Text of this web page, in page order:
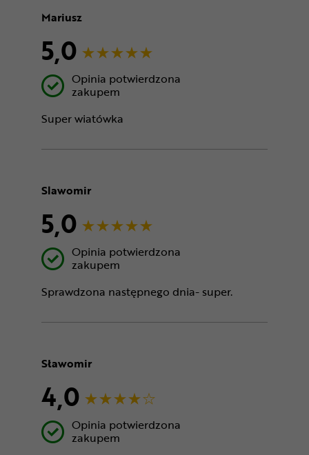
Mariusz
5,0
Opinia potwierdzona
zakupem
Super wiatówka
Slawomir
5,0
Opinia potwierdzona
zakupem
Sprawdzona następnego dnia- super.
Sławomir
4,0
Opinia potwierdzona
zakupem